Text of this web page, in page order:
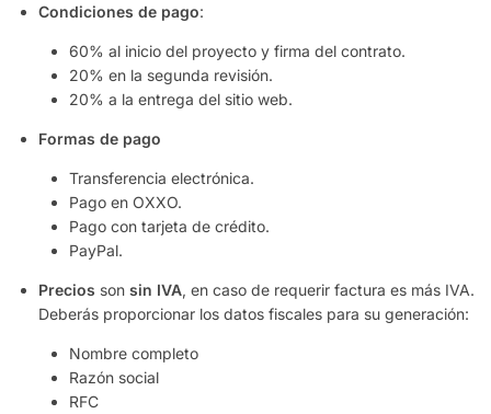
Condiciones de pago:
60% al inicio del proyecto y firma del contrato.
20% en la segunda revisión.
20% a la entrega del sitio web.
Formas de pago
Transferencia electrónica.
Pago en OXXO.
Pago con tarjeta de crédito.
PayPal.
Precios son sin IVA, en caso de requerir factura es más IVA.
Deberás proporcionar los datos fiscales para su generación:
Nombre completo
Razón social
RFC